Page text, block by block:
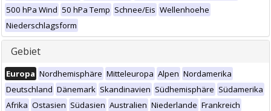
500 hPa Wind 50 hPa Temp Schnee/Eis Wellenhoehe
Niederschlagsform
Gebiet
Europa Nordhemisphäre Mitteleuropa Alpen Nordamerika
Deutschland Dänemark Skandinavien Südhemisphäre Südamerika
Afrika Ostasien Südasien Australien Niederlande Frankreich